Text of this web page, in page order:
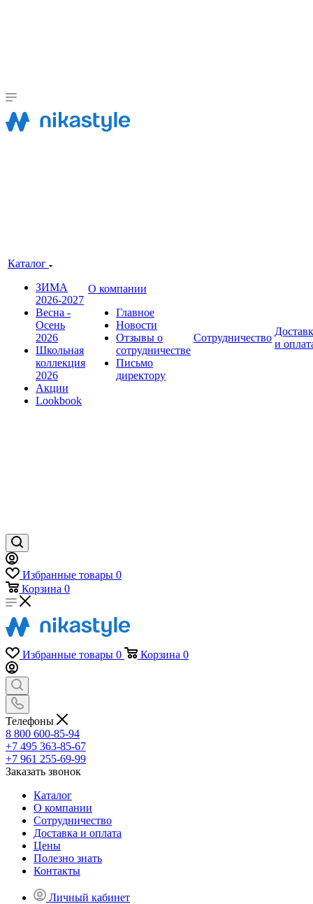
Каталог
ЗИМА
2026-2027
Весна -
Осень
2026
Школьная
коллекция
2026
Акции
Lookbook
О компании
Главное
Новости
Отзывы о
сотрудничестве
Письмо
директору
Сотрудничество
и
Избранные товары 0
Корзина 0
Избранные товары 0 Корзина 0
Телефоны
8 800 600-85-94
+7 495 363-85-67
+7 961 255-69-99
Заказать звонок
Каталог
О компании
Сотрудничество
Доставка и оплата
Цены
Полезно знать
Контакты
Личный кабинет